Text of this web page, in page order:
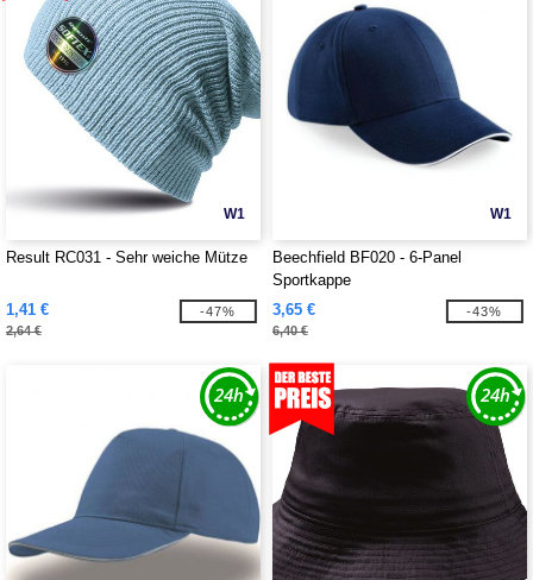
W1
Result RC031 - Sehr weiche Mütze
1,41 €
2,64 €
-47%
W1
Beechfield BF020 - 6-Panel
Sportkappe
3,65 €
6,40 €
-43%